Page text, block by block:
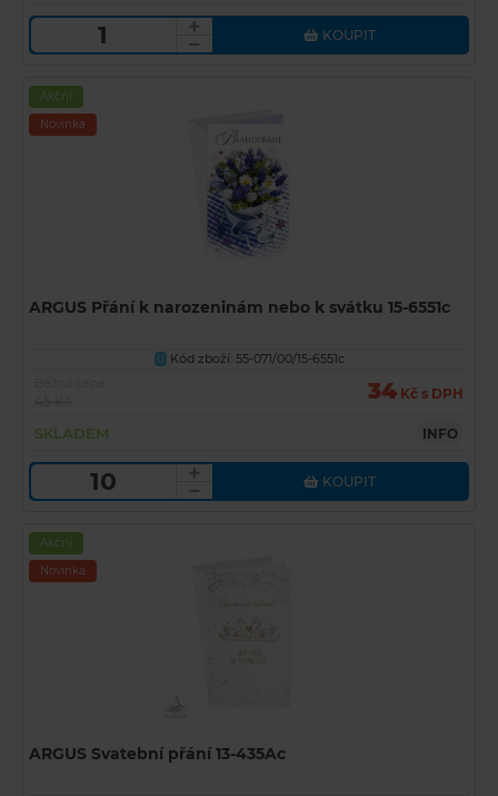
KOUPIT
Akční
Novinka
ARGUS Přání k narozeninám nebo k svátku 15-6551c
U Kód zboží: 55-071/00/15-6551c
34 Kč s DPH
SKLADEM INFO
KOUPIT
Akční
Novinka
ARGUS Svatební přání 13-435Ac